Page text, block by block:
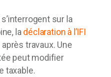
sur la
ladéclaration à l’IFI
travaux. Une
peut modifier
taxable.